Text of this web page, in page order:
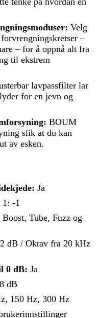
Velg
–
– for å oppnå alt fra
til ekstrem
lavpassfilter lar
for en jevn og
BOUM
slik at du kan
av esken.
Ja
-1
Boost, Tube, Fuzz og
dB / Oktav fra 20 kHz
0 dB: Ja
dB
150 Hz, 300 Hz